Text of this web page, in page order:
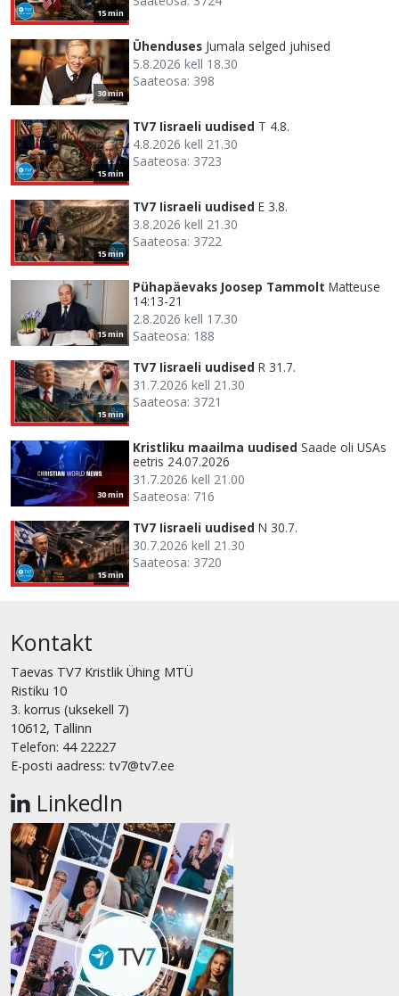
15 min
30 min
Ühenduses Jumala selged juhised
5.8.2026 kell 18.30
Saateosa: 398
15 min
TV7 Iisraeli uudised T 4.8.
4.8.2026 kell 21.30
Saateosa: 3723
15 min
TV7 Iisraeli uudised E 3.8.
3.8.2026 kell 21.30
Saateosa: 3722
15 min
Pühapäevaks Joosep Tammolt Matteuse
14:13-21
2.8.2026 kell 17.30
Saateosa: 188
15 min
TV7 Iisraeli uudised R 31.7.
31.7.2026 kell 21.30
Saateosa: 3721
30 min
Kristliku maailma uudised Saade oli USAs
eetris 24.07.2026
31.7.2026 kell 21.00
Saateosa: 716
15 min
TV7 Iisraeli uudised N 30.7.
30.7.2026 kell 21.30
Saateosa: 3720
Kontakt
Taevas TV7 Kristlik Ühing MTÜ
Ristiku 10
3. korrus (uksekell 7)
10612, Tallinn
Telefon: 44 22227
E-posti aadress: tv7@tv7.ee
LinkedIn